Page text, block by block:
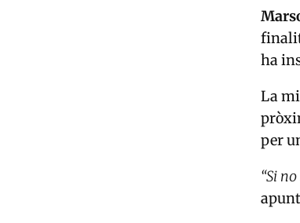
ha
La
per
“Si